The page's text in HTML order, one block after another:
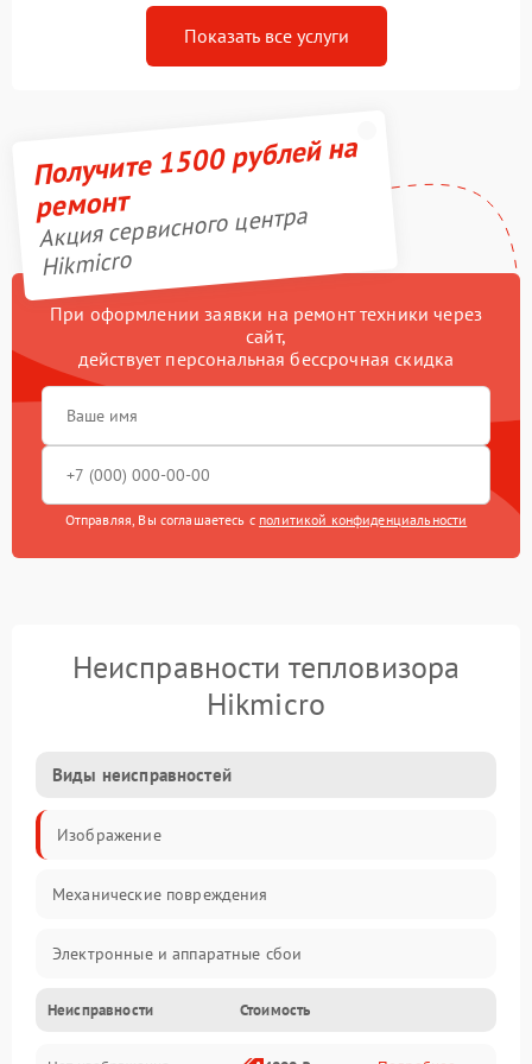
Показать все услуги
Получите 1500 рублей на
ремонт
Акция сервисного центра
Hikmicro
При оформлении заявки на ремонт техники через
сайт,
действует персональная бессрочная скидка
Отправляя, Вы соглашаетесь с политикой конфиденциальности
Неисправности тепловизора
Hikmicro
Виды неисправностей
Изображение
Механические повреждения
Электронные и аппаратные сбои
Неисправности сенсора и оптики
Неисправности Стоимость